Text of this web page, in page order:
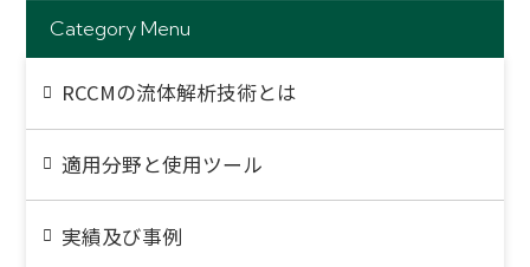
Category Menu
RCCMの流体解析技術とは
適用分野と使用ツール
実績及び事例